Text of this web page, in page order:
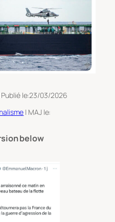
Publié le:23/03/2026
| MAJ le:
below